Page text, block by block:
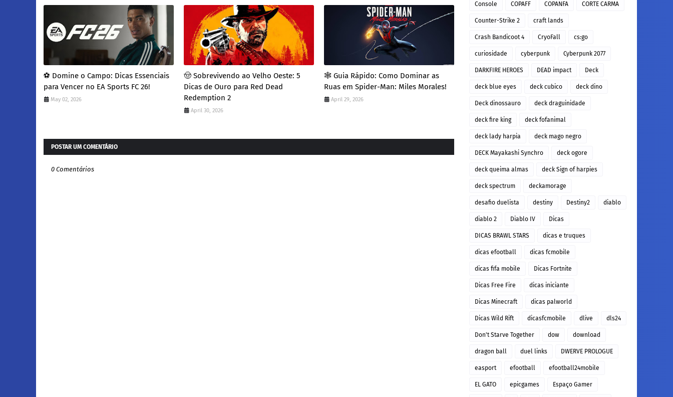
​⚽ Domine o Campo: Dicas Essenciais
para Vencer no EA Sports FC 26!
May 02, 2026
​🤠 Sobrevivendo ao Velho Oeste: 5
Dicas de Ouro para Red Dead
Redemption 2
April 30, 2026
​🕸️ Guia Rápido: Como Dominar as
Ruas em Spider-Man: Miles Morales!
April 29, 2026
POSTAR UM COMENTÁRIO
0 Comentários
Console COPAFF COPANFA CORTE CARMA
Counter-Strike 2 craft lands
Crash Bandicoot 4 CryoFall cs:go
curiosidade cyberpunk Cyberpunk 2077
DARKFIRE HEROES DEAD impact Deck
deck blue eyes deck cubico deck dino
Deck dinossauro deck draguinidade
deck fire king deck fofanimal
deck lady harpia deck mago negro
DECK Mayakashi Synchro deck ogore
deck queima almas deck Sign of harpies
deck spectrum deckamorage
desafio duelista destiny Destiny2 diablo
diablo 2 Diablo IV Dicas
DICAS BRAWL STARS dicas e truques
dicas efootball dicas fcmobile
dicas fifa mobile Dicas Fortnite
Dicas Free Fire dicas iniciante
Dicas Minecraft dicas palworld
Dicas Wild Rift dicasfcmobile dlive dls24
Don't Starve Together dow download
dragon ball duel links DWERVE PROLOGUE
easport efootball efootball24mobile
EL GATO epicgames Espaço Gamer